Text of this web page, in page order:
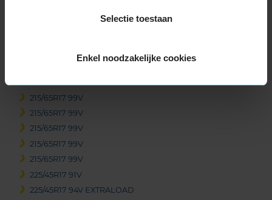
Selectie toestaan
Enkel noodzakelijke cookies
215/65R17 99V
215/65R17 99V
215/65R17 99V
215/65R17 99V
215/65R17 99V
225/45R17 91V
225/45R17 94V EXTRALOAD